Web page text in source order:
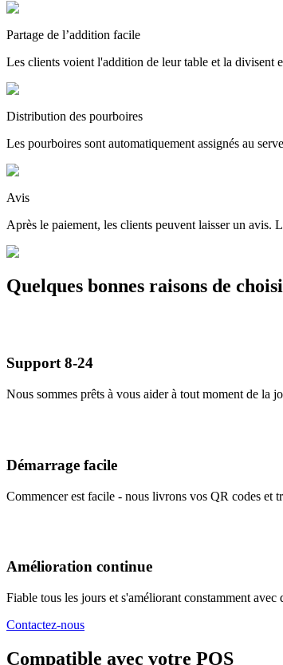
Partage de l’addition facile
Les clients voient l'addition de leur table et la divisent
Distribution des pourboires
Les pourboires sont automatiquement assignés au
Avis
Après le paiement, les clients peuvent laisser un avis.
Quelques bonnes raisons de
Support 8-24
Nous sommes prêts à vous aider à tout moment de la
Démarrage facile
Commencer est facile - nous livrons vos QR codes et
Amélioration continue
Fiable tous les jours et s'améliorant constamment
Contactez-nous
Compatible avec votre POS